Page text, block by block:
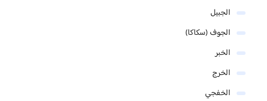
الجبيل
الجوف (سكاكا)
الخبر
الخرج
الخفجي